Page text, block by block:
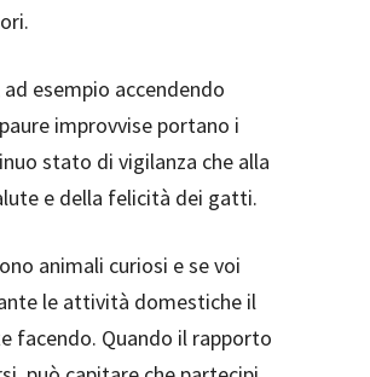
ad esempio accendendo
improvvise portano i
stato di vigilanza che alla
e della felicità dei gatti.
animali curiosi e se voi
le attività domestiche il
facendo. Quando il rapporto